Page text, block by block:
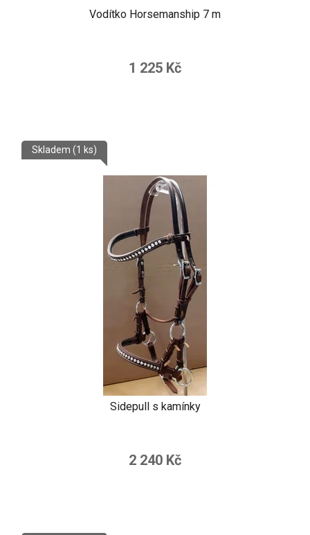
Vodítko Horsemanship 7 m
1 225 Kč
Sidepull s kamínky
Skladem (1 ks)
2 240 Kč